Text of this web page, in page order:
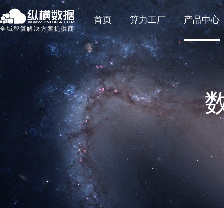
全域智算解决方案提供商
首页 算力工厂 产品中心